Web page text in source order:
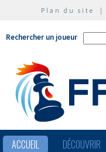
Plan du site |
Rechercher un joueur
ACCUEIL DÉCOUVRIR